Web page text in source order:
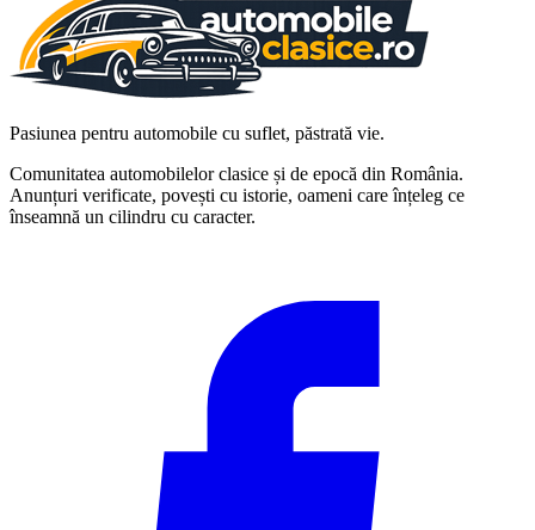
Pasiunea pentru automobile cu suflet, păstrată vie.
Comunitatea automobilelor clasice și de epocă din România.
Anunțuri verificate, povești cu istorie, oameni care înțeleg ce
înseamnă un cilindru cu caracter.